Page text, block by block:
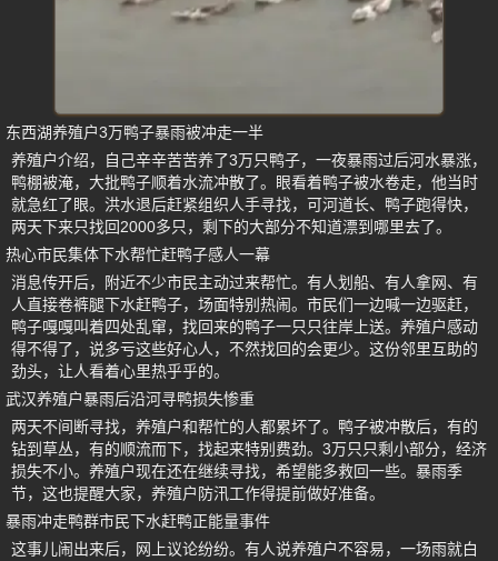
东西湖养殖户3万鸭子暴雨被冲走一半
养殖户介绍，自己辛辛苦苦养了3万只鸭子，一夜暴雨过后河水暴涨，
鸭棚被淹，大批鸭子顺着水流冲散了。眼看着鸭子被水卷走，他当时
就急红了眼。洪水退后赶紧组织人手寻找，可河道长、鸭子跑得快，
两天下来只找回2000多只，剩下的大部分不知道漂到哪里去了。
热心市民集体下水帮忙赶鸭子感人一幕
消息传开后，附近不少市民主动过来帮忙。有人划船、有人拿网、有
人直接卷裤腿下水赶鸭子，场面特别热闹。市民们一边喊一边驱赶，
鸭子嘎嘎叫着四处乱窜，找回来的鸭子一只只往岸上送。养殖户感动
得不得了，说多亏这些好心人，不然找回的会更少。这份邻里互助的
劲头，让人看着心里热乎乎的。
武汉养殖户暴雨后沿河寻鸭损失惨重
两天不间断寻找，养殖户和帮忙的人都累坏了。鸭子被冲散后，有的
钻到草丛，有的顺流而下，找起来特别费劲。3万只只剩小部分，经济
损失不小。养殖户现在还在继续寻找，希望能多救回一些。暴雨季
节，这也提醒大家，养殖户防汛工作得提前做好准备。
暴雨冲走鸭群市民下水赶鸭正能量事件
这事儿闹出来后，网上议论纷纷。有人说养殖户不容易，一场雨就白